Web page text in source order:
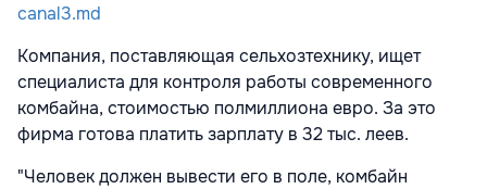
canal3.md
Компания, поставляющая сельхозтехнику, ищет
специалиста для контроля работы современного
комбайна, стоимостью полмиллиона евро. За это
фирма готова платить зарплату в 32 тыс. леев.
"Человек должен вывести его в поле, комбайн